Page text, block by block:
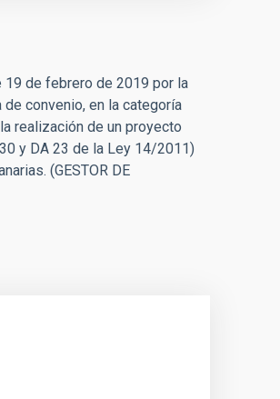
de febrero de 2019 por la
convenio, en la categoría
realización de un proyecto
y DA 23 de la Ley 14/2011)
(GESTOR DE